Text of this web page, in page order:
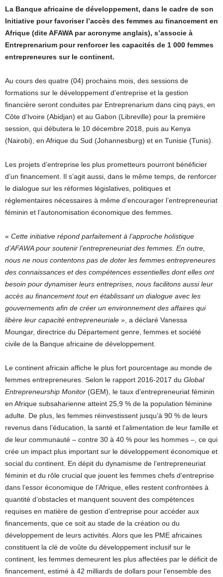
La Banque africaine de développement, dans le cadre de son
Initiative pour favoriser l’accès des femmes au financement en
Afrique (dite AFAWA par acronyme anglais), s’associe à
Entreprenarium pour renforcer les capacités de 1 000 femmes
entrepreneures sur le continent.
Au cours des quatre (04) prochains mois, des sessions de
formations sur le développement d’entreprise et la gestion
financière seront conduites par Entreprenarium dans cinq pays, en
Côte d’Ivoire (Abidjan) et au Gabon (Libreville) pour la première
session, qui débutera le 10 décembre 2018, puis au Kenya
(Nairobi), en Afrique du Sud (Johannesburg) et en Tunisie (Tunis).
Les projets d’entreprise les plus prometteurs pourront bénéficier
d’un financement. Il s’agit aussi, dans le même temps, de renforcer
le dialogue sur les réformes législatives, politiques et
réglementaires nécessaires à même d’encourager l’entrepreneuriat
féminin et l’autonomisation économique des femmes.
« Cette initiative répond parfaitement à l’approche holistique
d’AFAWA pour soutenir l’entrepreneuriat des femmes. En outre,
nous ne nous contentons pas de doter les femmes entrepreneures
des connaissances et des compétences essentielles dont elles ont
besoin pour dynamiser leurs entreprises, nous facilitons aussi leur
accès au financement tout en établissant un dialogue avec les
gouvernements afin de créer un environnement des affaires qui
libère leur capacité entrepreneuriale », a déclaré Vanessa
Moungar, directrice du Département genre, femmes et société
civile de la Banque africaine de développement.
Le continent africain affiche le plus fort pourcentage au monde de
femmes entrepreneures. Selon le rapport 2016-­2017 du Global
Entrepreneurship Monitor (GEM), le taux d’entrepreneuriat féminin
en Afrique subsaharienne atteint 25,9 % de la population féminine
adulte. De plus, les femmes réinvestissent jusqu’à 90 % de leurs
revenus dans l’éducation, la santé et l’alimentation de leur famille et
de leur communauté – contre 30 à 40 % pour les hommes –, ce qui
crée un impact plus important sur le développement économique et
social du continent. En dépit du dynamisme de l’entrepreneuriat
féminin et du rôle crucial que jouent les femmes chefs d’entreprise
dans l’essor économique de l’Afrique, elles restent confrontées à
quantité d’obstacles et manquent souvent des compétences
requises en matière de gestion d’entreprise pour accéder aux
financements, que ce soit au stade de la création ou du
développement de leurs activités. Alors que les PME africaines
constituent la clé de voûte du développement inclusif sur le
continent, les femmes demeurent les plus affectées par le déficit de
financement, estimé à 42 milliards de dollars pour l’ensemble des